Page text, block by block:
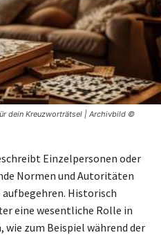
dein Kreuzworträtsel | Archivbild ©
Einzelpersonen oder
Normen und Autoritäten
aufbegehren. Historisch
eine wesentliche Rolle in
wie zum Beispiel während der